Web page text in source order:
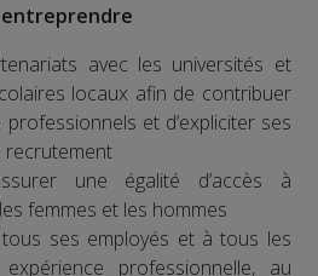
entreprendre
avec les universités et
locaux afin de contribuer
et d’expliciter ses
recrutement
une égalité d’accès à
femmes et les hommes
ses employés et à tous les
professionnelle, au